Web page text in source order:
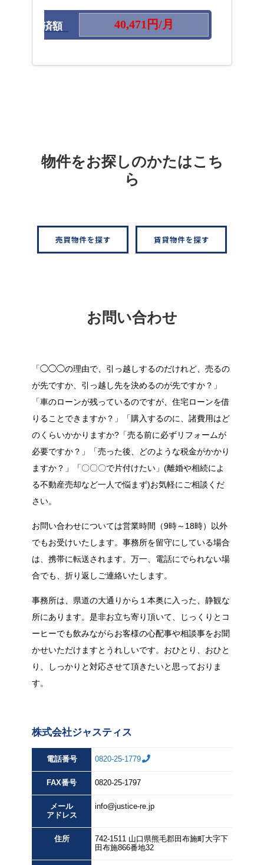
毎月の返済額
物件をお探しのかたはこち
ら
お問い合わせ
「◯◯◯の理由で、引っ越しするのだけれど、売るの
が先ですか、引っ越し先を決めるのが先ですか？」
「車のローンが残っているのですが、住宅ローンを借
りることできますか？」「購入するのに、諸費用はど
のくらいかかりますか?「売る前に必ずリフォームが
必要ですか？」「売った後、どのような税金がかかり
ますか？」「〇〇〇で片付けたい」(離婚や相続によ
る不動産売却など一人で悩まず)お気軽にご相談くだ
さい。
お問い合わせについては営業時間（9時～18時）以外
でもお受けいたします。事務所を留守にしている場合
は、携帯に転送されます。万一、電話にでられない場
合でも、折り返しご連絡いたします。
事務所は、県道の大通りから１本奥に入った、静観な
所にあります。是非お立ち寄り頂いて、じっくりとコ
ーヒーでも飲みながらお客様の心配事や相談事をお聞
かせいただけますとうれしいです。おひとり、おひと
り、しっかりと対応させて頂きたいと思っておりま
す。
株式会社ジャスティス
電話番号 0820-25-1779
FAX番号 0820-25-1797
メール
アドレス
info@justice-re.jp
住所 742-1511 山口県熊毛郡田布施町大字下
田布施866番地32